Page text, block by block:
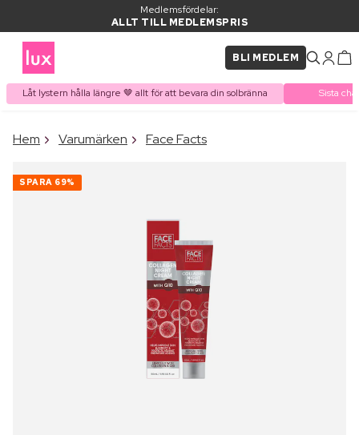
Medlemsfördelar:
ALLT TILL MEDLEMSPRIS
BLI MEDLEM
Låt lystern hålla längre 🤎 allt för att bevara din solbränna Sista
PRODUKT I VARUKORGEN
Hem Varumärken Face Facts
SPARA 69%